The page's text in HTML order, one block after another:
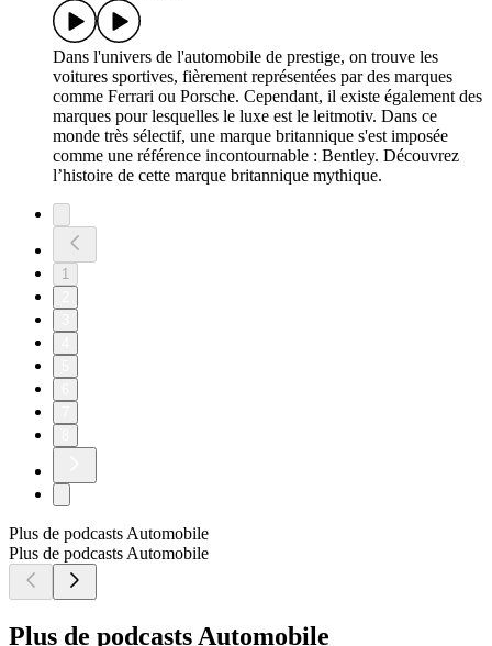
Dans l'univers de l'automobile de prestige, on trouve les
voitures sportives, fièrement représentées par des marques
comme Ferrari ou Porsche. Cependant, il existe également des
marques pour lesquelles le luxe est le leitmotiv. Dans ce
monde très sélectif, une marque britannique s'est imposée
comme une référence incontournable : Bentley. Découvrez
l’histoire de cette marque britannique mythique.
1
Plus de podcasts Automobile
Plus de podcasts Automobile
Plus de podcasts Automobile